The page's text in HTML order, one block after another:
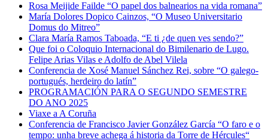
Rosa Meijide Failde “O papel dos balnearios na vida romana”
María Dolores Dopico Cainzos, “O Museo Universitario
Domus do Mitreo”
Clara María Ramos Taboada, “E ti ¿de quen ves sendo?”
Que foi o Coloquio Internacional do Bimilenario de Lugo.
Felipe Arias Vilas e Adolfo de Abel Vilela
Conferencia de Xosé Manuel Sánchez Rei, sobre “O galego-
portugués, herdeiro do latín”
PROGRAMACIÓN PARA O SEGUNDO SEMESTRE
DO ANO 2025
Viaxe a A Coruña
Conferencia de Francisco Javier González García “O faro e o
tempo: unha breve achega á historia da Torre de Hércules“